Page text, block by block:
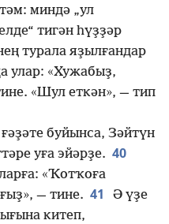
миндә „ул
тигән һүҙҙәр
турала яҙылғандар
улар: «Хужабыҙ,
«Шул еткән», — тип
буйынса, Зәйтүн
уға эйәрҙе. 40
«Ҡотҡоға
— тине. 41
Ә үҙе
китеп,